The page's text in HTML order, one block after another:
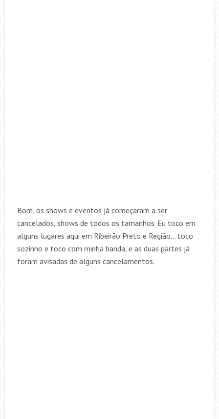
Bom, os shows e eventos já começaram a ser
cancelados, shows de todos os tamanhos. Eu toco em
alguns lugares aqui em Ribeirão Preto e Região… toco
sozinho e toco com minha banda, e as duas partes já
foram avisadas de alguns cancelamentos.